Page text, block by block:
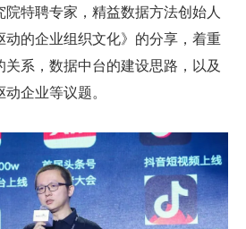
特聘专家，精益数据方法创始人
动的企业组织文化》的分享，着重
系，数据中台的建设思路，以及
企业等议题。